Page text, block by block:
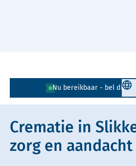
Nu bereikbaar - bel direct!
Lees voor Uitleg woorden
Simpele tekst
Crematie in
zorg en aandacht